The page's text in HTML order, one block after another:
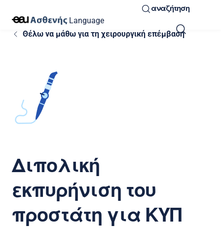
Language
αναζήτηση
Θέλω να μάθω για τη χειρουργική επέμβαση
Διπολική
εκπυρήνιση του
προστάτη για ΚΥΠ